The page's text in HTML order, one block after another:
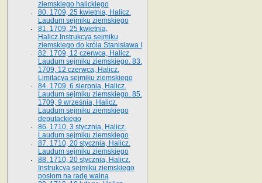
ziemskiego halickiego
80. 1709, 25 kwietnia, Halicz.
Laudum sejmiku ziemskiego
81. 1709, 25 kwietnia,
Halicz.Instrukcya sejmiku
ziemskiego do króla Stanisława I
82. 1709, 12 czerwca, Halicz.
Laudum sejmiku ziemskiego. 83.
1709, 12 czerwca, Halicz.
Limitacya sejmiku ziemskiego
84. 1709, 6 sierpnia, Halicz.
Laudum sejmiku ziemskiego. 85.
1709, 9 września, Halicz.
Laudum sejmiku ziemskiego
deputackiego
86. 1710, 3 stycznia, Halicz.
Laudum sejmiku ziemskiego
87. 1710, 20 stycznia, Halicz.
Laudum sejmiku ziemskiego
88. 1710, 20 stycznia, Halicz.
Instrukcya sejmiku ziemskiego
posłom na radę walną